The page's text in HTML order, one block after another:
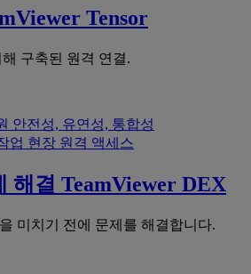
Tensor
구축된 원격 연결.
안전성, 유연성, 통합성
업 현장 원격 액세스
해결 TeamViewer DEX
미치기 전에 문제를 해결합니다.